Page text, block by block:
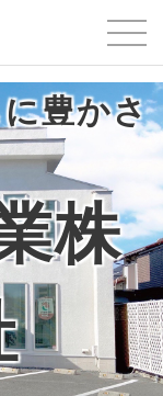
豊かさ
株